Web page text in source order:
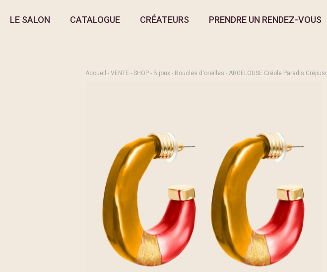
LE SALON CATALOGUE CRÉATEURS PRENDRE UN RENDEZ-VOUS
Accueil - VENTE - SHOP - Bijoux - Boucles d'oreilles - ARGELOUSE Créole Paradis